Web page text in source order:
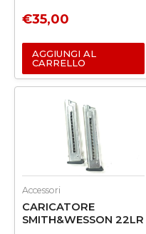
€35,00
AGGIUNGI AL
CARRELLO
Accessori
CARICATORE
SMITH&WESSON 22LR